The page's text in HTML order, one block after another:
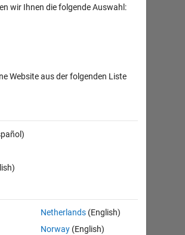
wir Ihnen die folgende Auswahl:
Website aus der folgenden Liste
Netherlands (English)
Norway (English)